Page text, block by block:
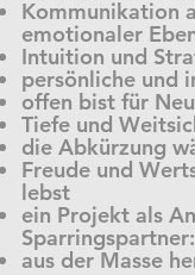
Kommunikation
emotionaler
Intuition und
persönliche und
offen bist für
Tiefe und
die Abkürzung
Freude und
lebst
ein Projekt als
aus der Masse